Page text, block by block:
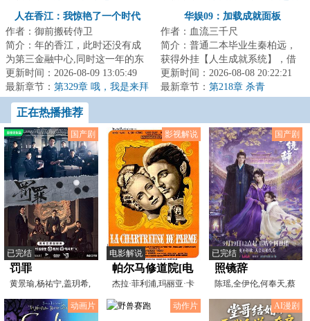
人在香江：我惊艳了一个时代
作者：御前搬砖侍卫
简介：年的香江，此时还没有成
为第三金融中心,同时这一年的东
方好莱坞,也还没有蓬勃发展。而
莫名其妙穿越...
更新时间：2026-08-09 13:05:49
最新章节： 第329章 哦，我是来拜
访朋友的！
华娱09：加载成就面板
作者：血流三千尺
简介：普通二本毕业生秦柏远，
获得外挂【人生成就系统】，借
此成长为华娱之王。白色成就：
套套、矿泉水绿...
更新时间：2026-08-08 20:22:21
最新章节： 第218章 杀青
正在热播推荐
国产剧
已完结
罚罪
黄景瑜,杨祐宁,盖玥希,
李幼斌,程煜,傅浤鸣,
影视解说
电影解说
帕尔马修道院[电
影解说]
杰拉·菲利浦,玛丽亚·卡
萨雷斯,LucienCo?d
国产剧
已完结
照镜辞
陈瑶,全伊伦,何奉天,蔡
卓音,姚卓君,李楷文,
动画片
动作片 AI漫剧